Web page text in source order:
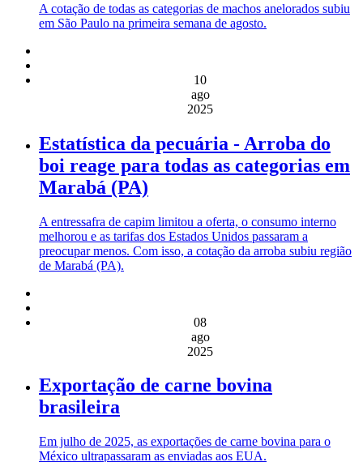
A cotação de todas as categorias de machos anelorados subiu
em São Paulo na primeira semana de agosto.
10
ago
2025
Estatística da pecuária - Arroba do
boi reage para todas as categorias em
Marabá (PA)
A entressafra de capim limitou a oferta, o consumo interno
melhorou e as tarifas dos Estados Unidos passaram a
preocupar menos. Com isso, a cotação da arroba subiu região
de Marabá (PA).
08
ago
2025
Exportação de carne bovina
brasileira
Em julho de 2025, as exportações de carne bovina para o
México ultrapassaram as enviadas aos EUA.